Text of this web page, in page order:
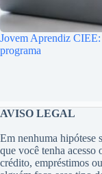
Jovem Aprendiz CIEE:
programa
AVISO LEGAL
Em nenhuma hipótese
que você tenha acesso
crédito, empréstimos